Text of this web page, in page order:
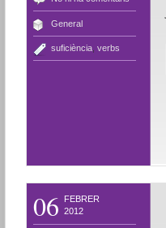
General
suficiència, verbs
06
FEBRER
2012